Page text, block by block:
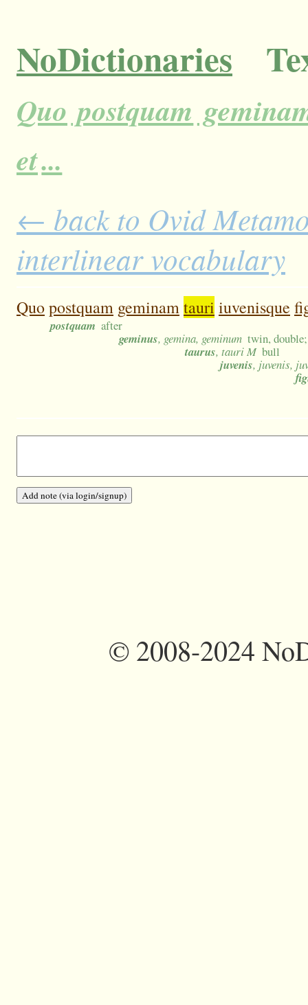
NoDictionaries
Quo postquam
et...
← back to Ovid
interlinear vocabulary
Quopostquam geminamtauri iuvenisque
postquam after
geminus, gemina, geminum twin,
taurus, tauri M bull
juvenis, juvenis,
©2008-2024